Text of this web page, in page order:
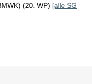
(20. WP) [alle SG